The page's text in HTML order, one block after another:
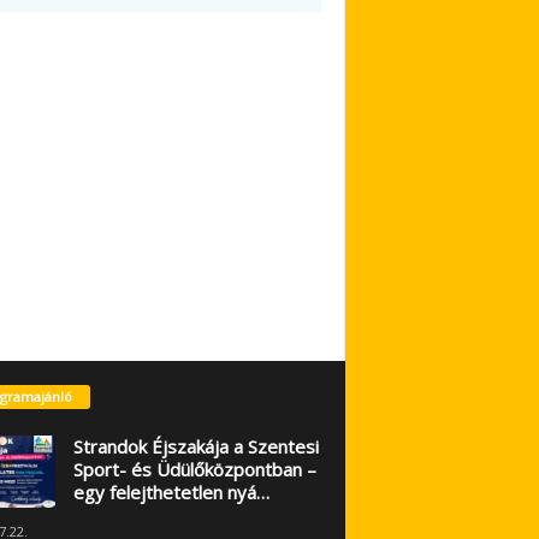
Strandok Éjszakája a Szentesi
Sport- és Üdülőközpontban –
egy felejthetetlen nyá…